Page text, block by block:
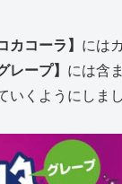
カコーラ】 には
レープ】 には含
くようにしまし